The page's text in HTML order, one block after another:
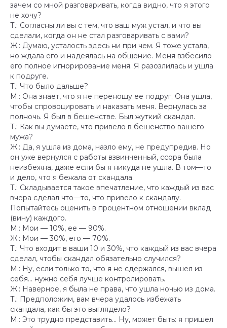
зачем со мной разговаривать, когда видно, что я этого
не хочу?
Т.: Согласны ли вы с тем, что ваш муж устал, и что вы
сделали, когда он не стал разговаривать с вами?
Ж.: Думаю, усталость здесь ни при чем. Я тоже устала,
но ждала его и надеялась на общение. Меня взбесило
его полное игнорирование меня. Я разозлилась и ушла
к подруге.
Т.: Что было дальше?
М.: Она знает, что я не переношу ее подруг. Она ушла,
чтобы спровоцировать и наказать меня. Вернулась за
полночь. Я был в бешенстве. Был жуткий скандал.
Т.: Как вы думаете, что привело в бешенство вашего
мужа?
Ж.: Да, я ушла из дома, назло ему, не предупредив. Но
он уже вернулся с работы взвинченный, ссора была
неизбежна, даже если бы я никуда не ушла. В том—то
и дело, что я бежала от скандала.
Т.: Складывается такое впечатление, что каждый из вас
вчера сделал что—то, что привело к скандалу.
Попытайтесь оценить в процентном отношении вклад
(вину) каждого.
М.: Мои — 10%, ее — 90%.
Ж.: Мои — 30%, его — 70%.
Т.: Что входит в ваши 10 и 30%, что каждый из вас вчера
сделал, чтобы скандал обязательно случился?
М.: Ну, если только то, что я не сдержался, вышел из
себя… нужно себя лучше контролировать.
Ж.: Наверное, я была не права, что ушла ночью из дома.
Т.: Предположим, вам вчера удалось избежать
скандала, как бы это выглядело?
М.: Это трудно представить... Ну, может быть: я пришел
Контакты
Лицензия
Сведения об организации
Главная
Реквизиты
16 +
Конфиденциальность
АНО «ДСК» 2024 -2026
Сайт сделан в АртФактор